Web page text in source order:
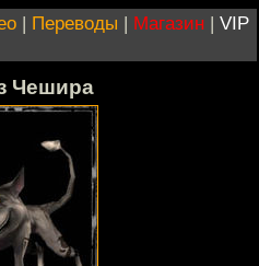
| Переводы | Магазин | VIP
Чешира